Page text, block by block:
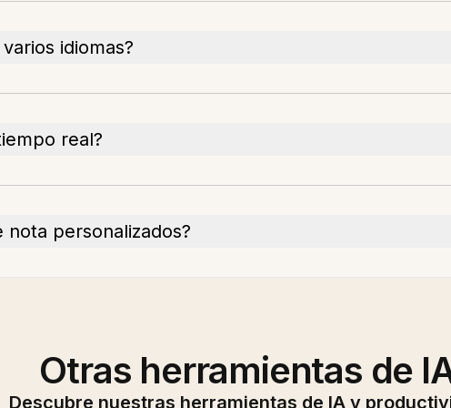
idiomas?
real?
nota personalizados?
Otras herramientas de
Descubre nuestras herramientas de IA y